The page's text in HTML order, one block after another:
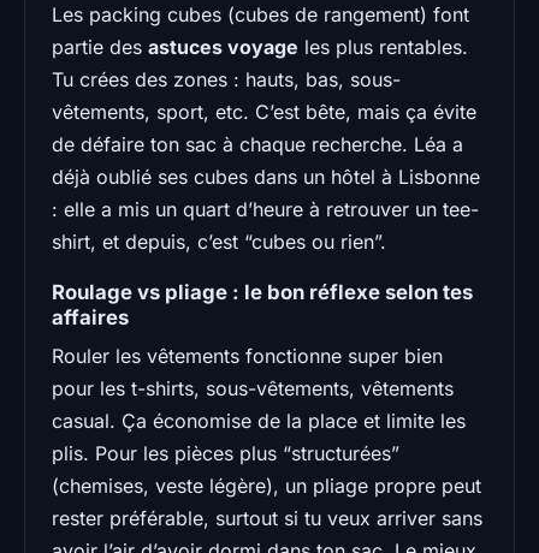
Les packing cubes (cubes de rangement) font
partie des astuces voyage les plus rentables.
Tu crées des zones : hauts, bas, sous-
vêtements, sport, etc. C’est bête, mais ça évite
de défaire ton sac à chaque recherche. Léa a
déjà oublié ses cubes dans un hôtel à Lisbonne
: elle a mis un quart d’heure à retrouver un tee-
shirt, et depuis, c’est “cubes ou rien”.
Roulage vs pliage : le bon réflexe selon tes
affaires
Rouler les vêtements fonctionne super bien
pour les t-shirts, sous-vêtements, vêtements
casual. Ça économise de la place et limite les
plis. Pour les pièces plus “structurées”
(chemises, veste légère), un pliage propre peut
rester préférable, surtout si tu veux arriver sans